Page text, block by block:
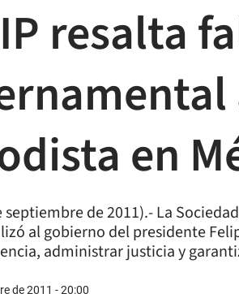
resalta
en
septiembre de 2011).- La
al gobierno del presidente
administrar justicia y
de 2011 - 20:00